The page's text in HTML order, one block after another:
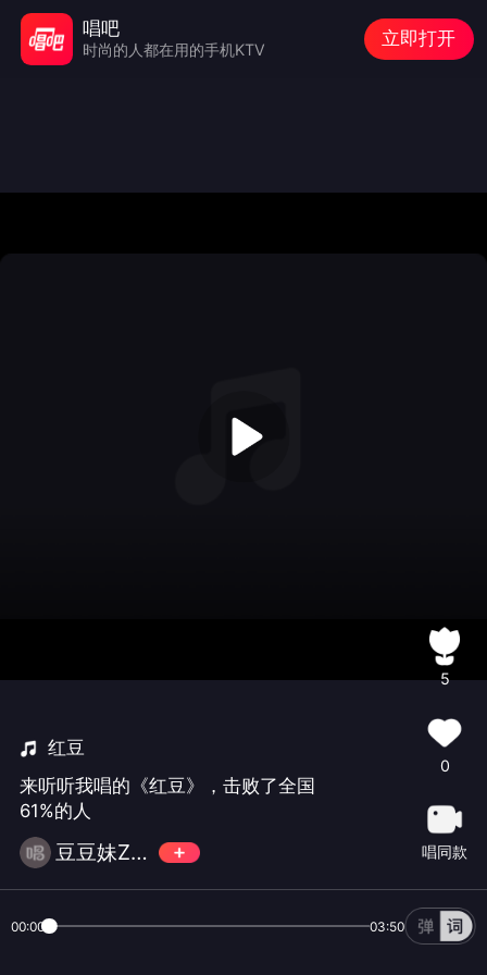
红豆
来听听我唱的《红豆》，击败了全国
61%的人
豆豆妹Zoe
5
0
唱同款
00:00 03:50
唱吧
时尚的人都在用的手机KTV
立即打开